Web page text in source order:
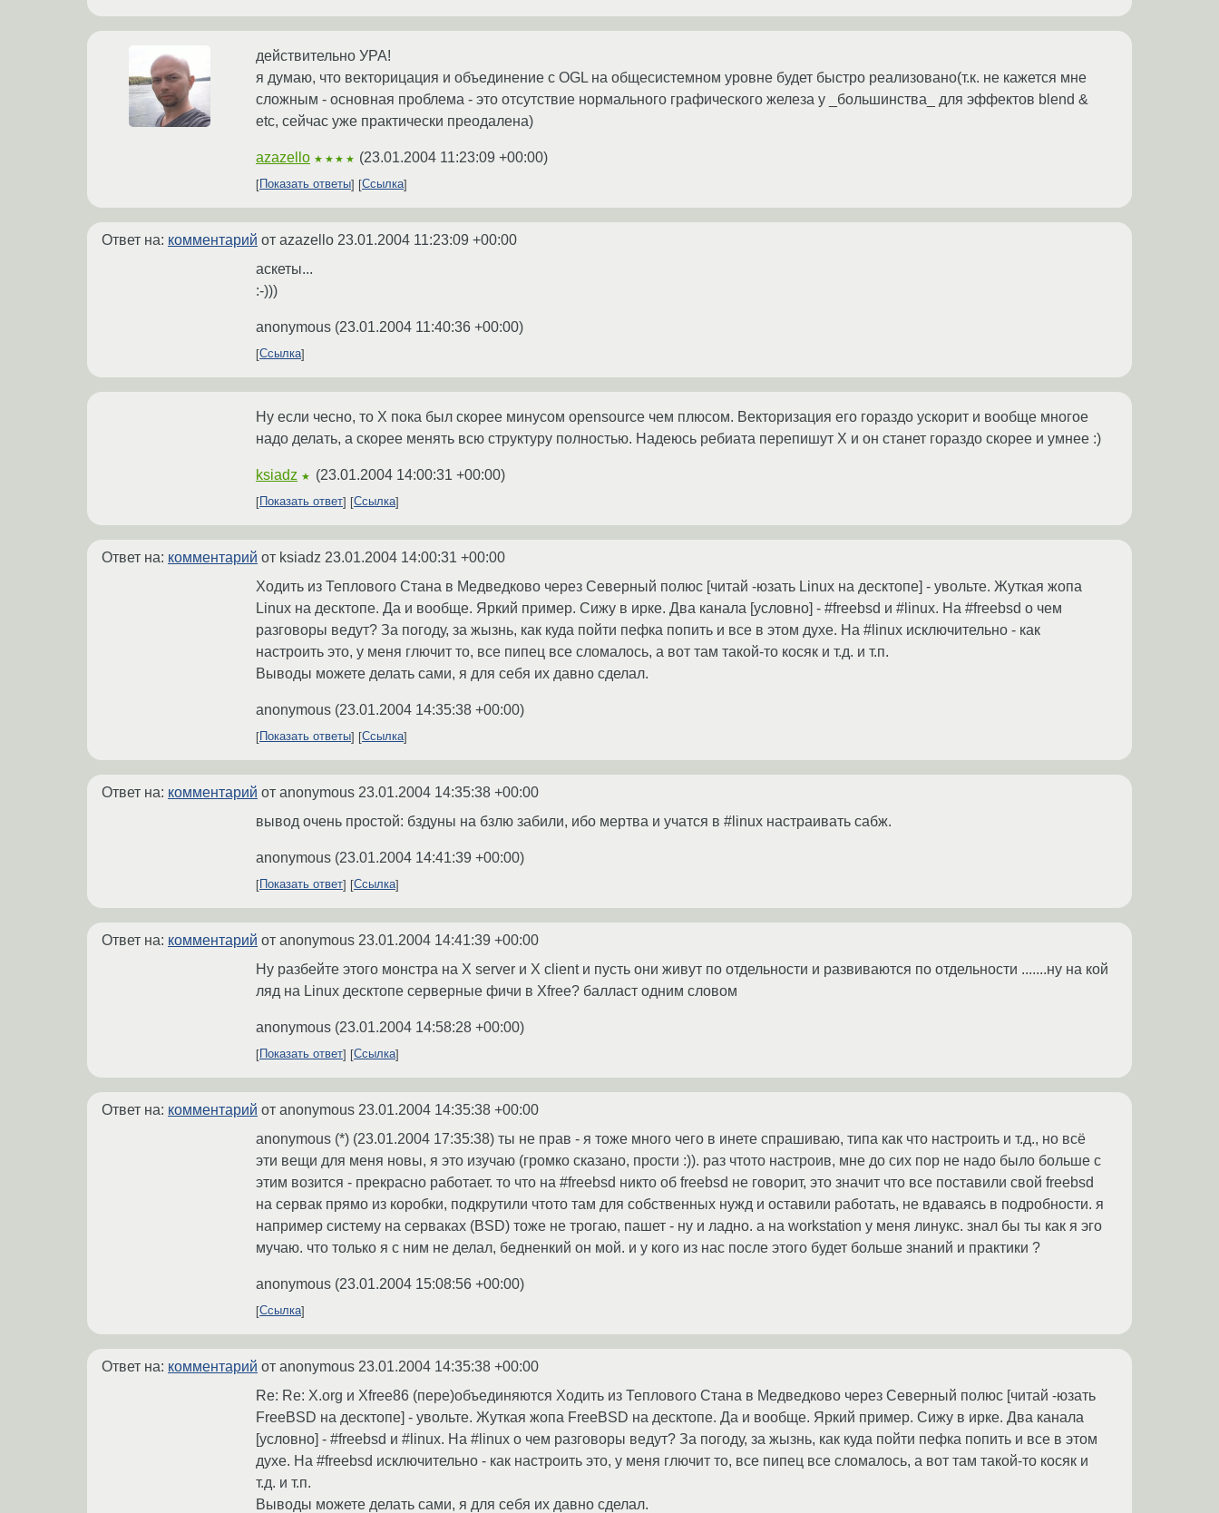
действительно УРА!
я думаю, что векторицация и объединение с OGL на общесистемном уровне будет быстро реализовано(т.к. не кажется мне
сложным - основная проблема - это отсутствие нормального графического железа у _большинства_ для эффектов blend &
etc, сейчас уже практически преодалена)
azazello ★★★★ (23.01.2004 11:23:09 +00:00)
Показать ответы Ссылка
Ответ на: комментарий от azazello 23.01.2004 11:23:09 +00:00
аскеты...
:-)))
anonymous (23.01.2004 11:40:36 +00:00)
Ссылка
Ну если чесно, то Х пока был скорее минусом opensource чем плюсом. Векторизация его гораздо ускорит и вообще многое
надо делать, а скорее менять всю структуру полностью. Надеюсь ребиата перепишут Х и он станет гораздо скорее и умнее :)
ksiadz ★ (23.01.2004 14:00:31 +00:00)
Показать ответ Ссылка
Ответ на: комментарий от ksiadz 23.01.2004 14:00:31 +00:00
Ходить из Теплового Стана в Медведково через Северный полюс [читай -юзать Linux на десктопе] - увольте. Жуткая жопа
Linux на десктопе. Да и вообще. Яркий пример. Сижу в ирке. Два канала [условно] - #freebsd и #linux. На #freebsd о чем
разговоры ведут? За погоду, за жызнь, как куда пойти пефка попить и все в этом духе. На #linux исключительно - как
настроить это, у меня глючит то, все пипец все сломалось, а вот там такой-то косяк и т.д. и т.п.
Выводы можете делать сами, я для себя их давно сделал.
anonymous (23.01.2004 14:35:38 +00:00)
Показать ответы Ссылка
Ответ на: комментарий от anonymous 23.01.2004 14:35:38 +00:00
вывод очень простой: бздуны на бзлю забили, ибо мертва и учатся в #linux настраивать сабж.
anonymous (23.01.2004 14:41:39 +00:00)
Показать ответ Ссылка
Ответ на: комментарий от anonymous 23.01.2004 14:41:39 +00:00
Ну разбейте этого монстра на X server и X client и пусть они живут по отдельности и развиваются по отдельности .......ну на кой
ляд на Linux десктопе серверные фичи в Xfree? балласт одним словом
anonymous (23.01.2004 14:58:28 +00:00)
Показать ответ Ссылка
Ответ на: комментарий от anonymous 23.01.2004 14:35:38 +00:00
anonymous (*) (23.01.2004 17:35:38) ты не прав - я тоже много чего в инете спрашиваю, типа как что настроить и т.д., но всё
эти вещи для меня новы, я это изучаю (громко сказано, прости :)). раз чтото настроив, мне до сих пор не надо было больше с
этим возится - прекрасно работает. то что на #freebsd никто об freebsd не говорит, это значит что все поставили свой freebsd
на сервак прямо из коробки, подкрутили чтото там для собственных нужд и оставили работать, не вдаваясь в подробности. я
например систему на серваках (BSD) тоже не трогаю, пашет - ну и ладно. а на workstation у меня линукс. знал бы ты как я эго
мучаю. что только я с ним не делал, бедненкий он мой. и у кого из нас после этого будет больше знаний и практики ?
anonymous (23.01.2004 15:08:56 +00:00)
Ссылка
Ответ на: комментарий от anonymous 23.01.2004 14:35:38 +00:00
Re: Re: X.org и Xfree86 (пере)объединяются Ходить из Теплового Стана в Медведково через Северный полюс [читай -юзать
FreeBSD на десктопе] - увольте. Жуткая жопа FreeBSD на десктопе. Да и вообще. Яркий пример. Сижу в ирке. Два канала
[условно] - #freebsd и #linux. На #linux о чем разговоры ведут? За погоду, за жызнь, как куда пойти пефка попить и все в этом
духе. На #freebsd исключительно - как настроить это, у меня глючит то, все пипец все сломалось, а вот там такой-то косяк и
т.д. и т.п.
Выводы можете делать сами, я для себя их давно сделал.